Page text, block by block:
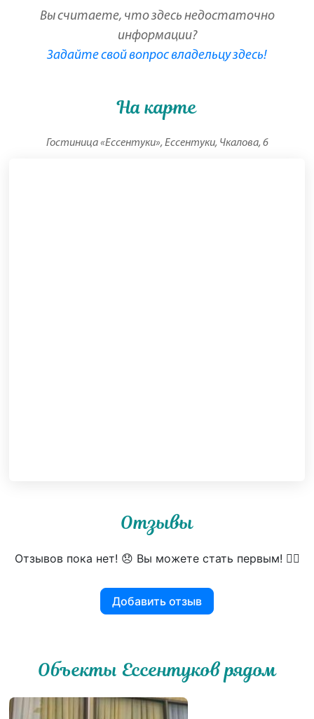
Вы считаете, что здесь недостаточно
информации?
Задайте свой вопрос владельцу здесь!
На карте
Гостиница «Ессентуки», Ессентуки, Чкалова, 6
Отзывы
Отзывов пока нет! 😞 Вы можете стать первым! 👍🏻
Добавить отзыв
Объекты Ессентуков рядом